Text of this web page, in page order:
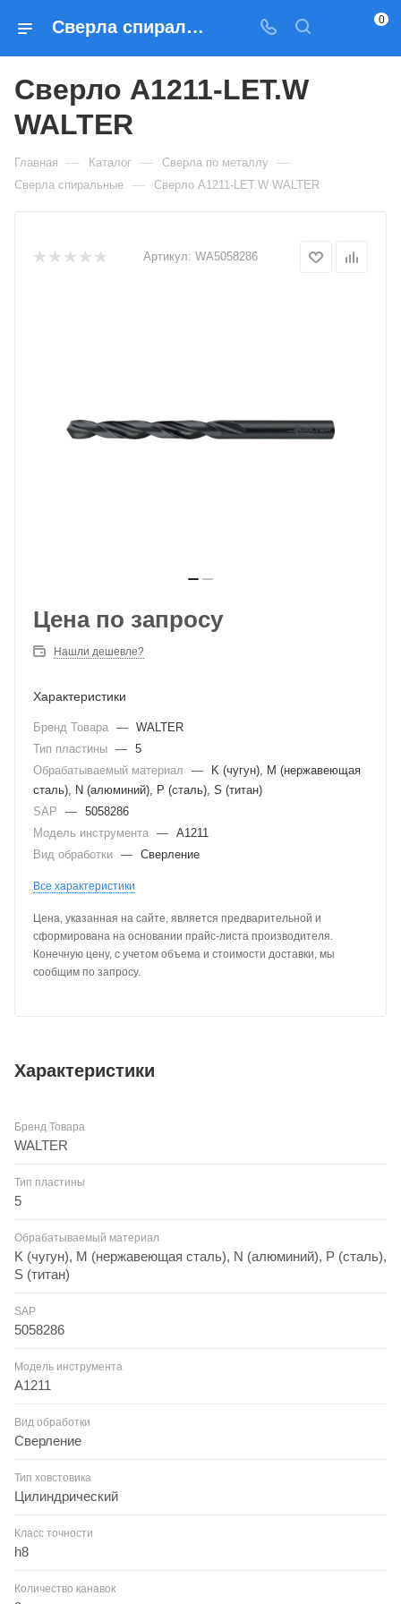
Сверла спиральные Сверло A1211-LET.W WALTER — купить по выгодным ценам в Москве 0
Сверло A1211-LET.W
WALTER
Главная — Каталог — Сверла по металлу —
Сверла спиральные — Сверло A1211-LET.W WALTER
Артикул: WA5058286
Цена по запросу
Нашли дешевле?
Характеристики
Бренд Товара — WALTER
Тип пластины — 5
Обрабатываемый материал
—
K (чугун), M (нержавеющая
сталь), N (алюминий), P (сталь), S (титан)
SAP
— 5058286
Модель инструмента — A1211
Вид обработки — Сверление
Все характеристики
Цена, указанная на сайте, является предварительной и
сформирована на основании прайс-листа производителя.
Конечную цену, с учетом объема и стоимости доставки, мы
сообщим по запросу.
Характеристики
Бренд Товара
WALTER
Тип пластины
5
Обрабатываемый материал
K (чугун), M (нержавеющая сталь), N (алюминий), P (сталь),
S (титан)
SAP
5058286
Модель инструмента
A1211
Вид обработки
Сверление
Тип ховстовика
Цилиндрический
Класс точности
h8
Количество канавок